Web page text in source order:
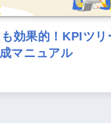
効果的！KPIツリ
成マニュアル